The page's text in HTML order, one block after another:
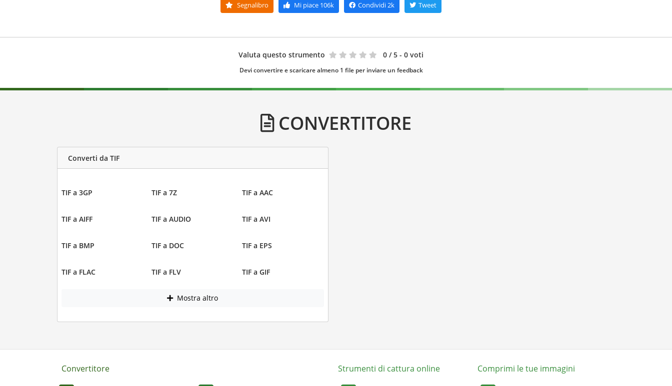
Segnalibro Mi piace 106k Condividi2k Tweet
Valuta questo strumento 0 / 5 - 0 voti
Devi convertire e scaricare almeno 1 file per inviare un feedback
CONVERTITORE
Converti da TIF
TIF a 3GP TIF a 7Z TIF a AAC
TIF a AIFF TIF a AUDIO TIF a AVI
TIF a BMP TIF a DOC TIF a EPS
TIF a FLAC TIF a FLV TIF a GIF
Mostra altro
Convertitore Strumenti di cattura online Comprimi le tue immagini